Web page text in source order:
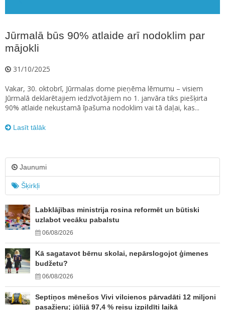
Jūrmalā būs 90% atlaide arī nodoklim par
mājokli
31/10/2025
Vakar, 30. oktobrī, Jūrmalas dome pieņēma lēmumu – visiem
Jūrmalā deklarētajiem iedzīvotājiem no 1. janvāra tiks piešķirta
90% atlaide nekustamā īpašuma nodoklim vai tā daļai, kas...
Lasīt tālāk
Jaunumi
Šķirkļi
Labklājības ministrija rosina reformēt un būtiski
uzlabot vecāku pabalstu
06/08/2026
Kā sagatavot bērnu skolai, nepārslogojot ģimenes
budžetu?
06/08/2026
Septiņos mēnešos Vivi vilcienos pārvadāti 12 miljoni
pasažieru; jūlijā 97,4 % reisu izpildīti laikā